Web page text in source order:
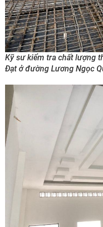
Kỹ sư kiểm tra chất lượng
Đạt ở đường Lương Ngọc